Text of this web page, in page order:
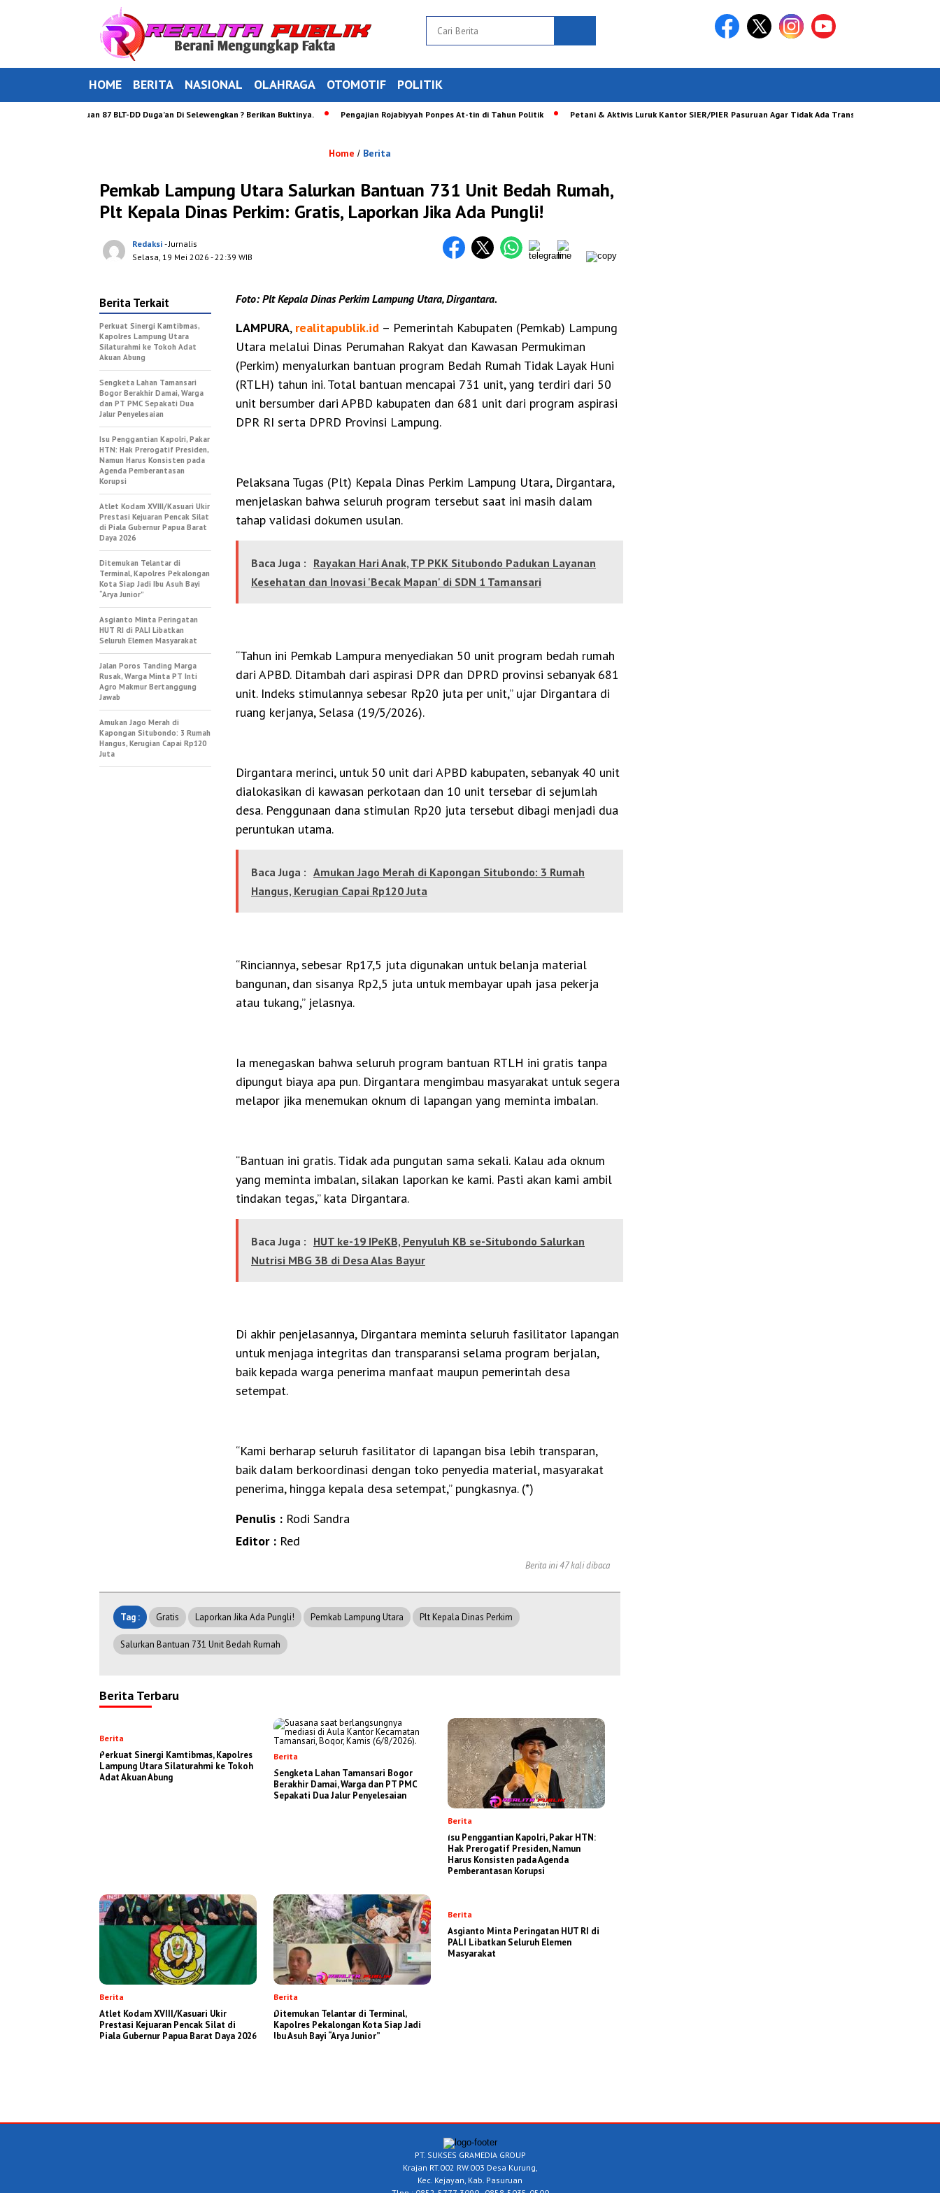
HOME BERITA NASIONAL OLAHRAGA OTOMOTIF POLITIK
Tentang Bantuan 87 BLT-DD Duga’an Di Selewengkan ? Berikan Buktinya. Pengajian Rojabiyyah Ponpes At-tin di Tahun Politik Petani & Aktivis Luruk Kantor SIER/PIER Pasuruan Agar Tidak Ada Transaksi Jual Beli Tanah Yang
Home / Berita
Pemkab Lampung Utara Salurkan Bantuan 731 Unit Bedah Rumah,
Plt Kepala Dinas Perkim: Gratis, Laporkan Jika Ada Pungli!
Redaksi - Jurnalis
Selasa, 19 Mei 2026 - 22:39 WIB
Foto: Plt Kepala Dinas Perkim Lampung Utara, Dirgantara.
LAMPURA, realitapublik.id – Pemerintah Kabupaten (Pemkab) Lampung
Utara melalui Dinas Perumahan Rakyat dan Kawasan Permukiman
(Perkim) menyalurkan bantuan program Bedah Rumah Tidak Layak Huni
(RTLH) tahun ini. Total bantuan mencapai 731 unit, yang terdiri dari 50
unit bersumber dari APBD kabupaten dan 681 unit dari program aspirasi
DPR RI serta DPRD Provinsi Lampung.
Pelaksana Tugas (Plt) Kepala Dinas Perkim Lampung Utara, Dirgantara,
menjelaskan bahwa seluruh program tersebut saat ini masih dalam
tahap validasi dokumen usulan.
Baca Juga : Rayakan Hari Anak, TP PKK Situbondo Padukan Layanan
Kesehatan dan Inovasi 'Becak Mapan' di SDN 1 Tamansari
“Tahun ini Pemkab Lampura menyediakan 50 unit program bedah rumah
dari APBD. Ditambah dari aspirasi DPR dan DPRD provinsi sebanyak 681
unit. Indeks stimulannya sebesar Rp20 juta per unit,” ujar Dirgantara di
ruang kerjanya, Selasa (19/5/2026).
Dirgantara merinci, untuk 50 unit dari APBD kabupaten, sebanyak 40 unit
dialokasikan di kawasan perkotaan dan 10 unit tersebar di sejumlah
desa. Penggunaan dana stimulan Rp20 juta tersebut dibagi menjadi dua
peruntukan utama.
Baca Juga : Amukan Jago Merah di Kapongan Situbondo: 3 Rumah
Hangus, Kerugian Capai Rp120 Juta
“Rinciannya, sebesar Rp17,5 juta digunakan untuk belanja material
bangunan, dan sisanya Rp2,5 juta untuk membayar upah jasa pekerja
atau tukang,” jelasnya.
Ia menegaskan bahwa seluruh program bantuan RTLH ini gratis tanpa
dipungut biaya apa pun. Dirgantara mengimbau masyarakat untuk segera
melapor jika menemukan oknum di lapangan yang meminta imbalan.
“Bantuan ini gratis. Tidak ada pungutan sama sekali. Kalau ada oknum
yang meminta imbalan, silakan laporkan ke kami. Pasti akan kami ambil
tindakan tegas,” kata Dirgantara.
Baca Juga : HUT ke-19 IPeKB, Penyuluh KB se-Situbondo Salurkan
Nutrisi MBG 3B di Desa Alas Bayur
Di akhir penjelasannya, Dirgantara meminta seluruh fasilitator lapangan
untuk menjaga integritas dan transparansi selama program berjalan,
baik kepada warga penerima manfaat maupun pemerintah desa
setempat.
“Kami berharap seluruh fasilitator di lapangan bisa lebih transparan,
baik dalam berkoordinasi dengan toko penyedia material, masyarakat
penerima, hingga kepala desa setempat,” pungkasnya. (*)
Penulis : Rodi Sandra
Editor : Red
Berita Terkait
Perkuat Sinergi Kamtibmas,
Kapolres Lampung Utara
Silaturahmi ke Tokoh Adat
Akuan Abung
Sengketa Lahan Tamansari
Bogor Berakhir Damai, Warga
dan PT PMC Sepakati Dua
Jalur Penyelesaian
Isu Penggantian Kapolri, Pakar
HTN: Hak Prerogatif Presiden,
Namun Harus Konsisten pada
Agenda Pemberantasan
Korupsi
Atlet Kodam XVIII/Kasuari Ukir
Prestasi Kejuaran Pencak Silat
di Piala Gubernur Papua Barat
Daya 2026
Ditemukan Telantar di
Terminal, Kapolres Pekalongan
Kota Siap Jadi Ibu Asuh Bayi
“Arya Junior”
Asgianto Minta Peringatan
HUT RI di PALI Libatkan
Seluruh Elemen Masyarakat
Jalan Poros Tanding Marga
Rusak, Warga Minta PT Inti
Agro Makmur Bertanggung
Jawab
Amukan Jago Merah di
Kapongan Situbondo: 3 Rumah
Hangus, Kerugian Capai Rp120
Juta
Berita ini 47 kali dibaca
Tag : Gratis Laporkan Jika Ada Pungli! Pemkab Lampung Utara Plt Kepala Dinas Perkim
Salurkan Bantuan 731 Unit Bedah Rumah
Berita Terbaru
Berita
Perkuat Sinergi Kamtibmas, Kapolres
Lampung Utara Silaturahmi ke Tokoh
Adat Akuan Abung
Berita
Sengketa Lahan Tamansari Bogor
Berakhir Damai, Warga dan PT PMC
Sepakati Dua Jalur Penyelesaian
Berita
Isu Penggantian Kapolri, Pakar HTN:
Hak Prerogatif Presiden, Namun
Harus Konsisten pada Agenda
Pemberantasan Korupsi
Berita
Atlet Kodam XVIII/Kasuari Ukir
Prestasi Kejuaran Pencak Silat di
Piala Gubernur Papua Barat Daya 2026
Berita
Ditemukan Telantar di Terminal,
Kapolres Pekalongan Kota Siap Jadi
Ibu Asuh Bayi “Arya Junior”
Berita
Asgianto Minta Peringatan HUT RI di
PALI Libatkan Seluruh Elemen
Masyarakat
PT. SUKSES GRAMEDIA GROUP
Krajan RT.002 RW.003 Desa Kurung,
Kec. Kejayan, Kab. Pasuruan